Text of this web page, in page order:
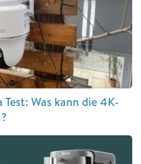
Was kann die 4K-